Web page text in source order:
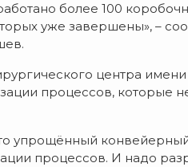
более 100
уже завершены», –
центра
процессов, которые
упрощённый конвейерный
процессов. И надо